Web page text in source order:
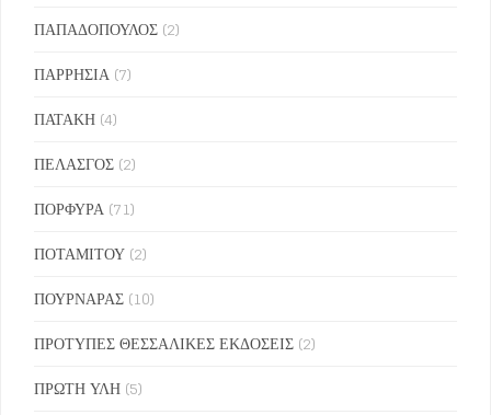
ΠΑΠΑΔΟΠΟΥΛΟΣ (2)
ΠΑΡΡΗΣΙΑ (7)
ΠΑΤΑΚΗ (4)
ΠΕΛΑΣΓΟΣ (2)
ΠΟΡΦΥΡΑ (71)
ΠΟΤΑΜΙΤΟΥ (2)
ΠΟΥΡΝΑΡΑΣ (10)
ΠΡΟΤΥΠΕΣ ΘΕΣΣΑΛΙΚΕΣ ΕΚΔΟΣΕΙΣ (2)
ΠΡΩΤΗ ΥΛΗ (5)